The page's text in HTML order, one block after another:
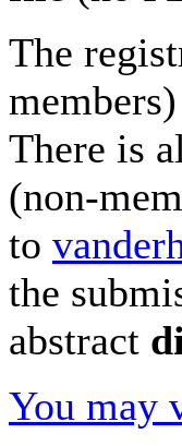
The
There is
(non-
to
the
abstract
You may